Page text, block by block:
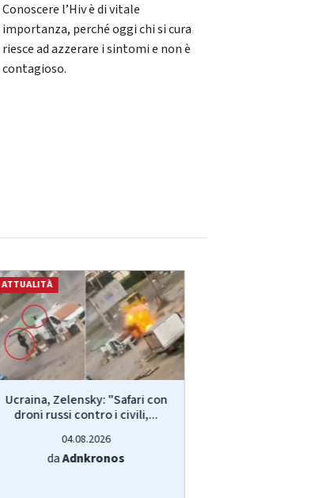
Conoscere l’Hiv è di vitale
importanza, perché oggi chi si cura
riesce ad azzerare i sintomi e non è
contagioso.
ATTUALITÀ
Ucraina, Zelensky: "Safari con
droni russi contro i civili,...
04.08.2026
daAdnkronos